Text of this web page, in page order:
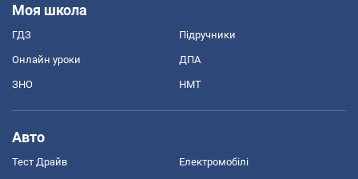
Моя школа
ГДЗ Підручники
Онлайн уроки ДПА
ЗНО НМТ
Авто
Тест Драйв Електромобілі